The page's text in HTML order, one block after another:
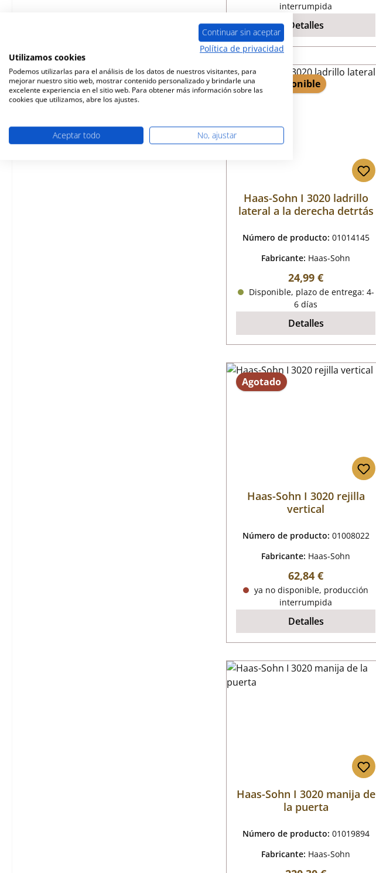
interrumpida
Detalles
Sólo 1 disponible
Haas-Sohn I 3020 ladrillo
lateral a la derecha detrtás
Número de producto: 01014145
Fabricante: Haas-Sohn
Precio normal:
24,99 €
Disponible, plazo de entrega: 4-
6 días
Detalles
Agotado
Haas-Sohn I 3020 rejilla
vertical
Número de producto: 01008022
Fabricante: Haas-Sohn
Precio normal:
62,84 €
ya no disponible, producción
interrumpida
Detalles
Haas-Sohn I 3020 manija de
la puerta
Número de producto: 01019894
Fabricante: Haas-Sohn
Continuar sin aceptar
Política de privacidad
Utilizamos cookies
Podemos utilizarlas para el análisis de los datos de nuestros visitantes, para
mejorar nuestro sitio web, mostrar contenido personalizado y brindarle una
excelente experiencia en el sitio web. Para obtener más información sobre las
cookies que utilizamos, abre los ajustes.
Aceptar todo No, ajustar